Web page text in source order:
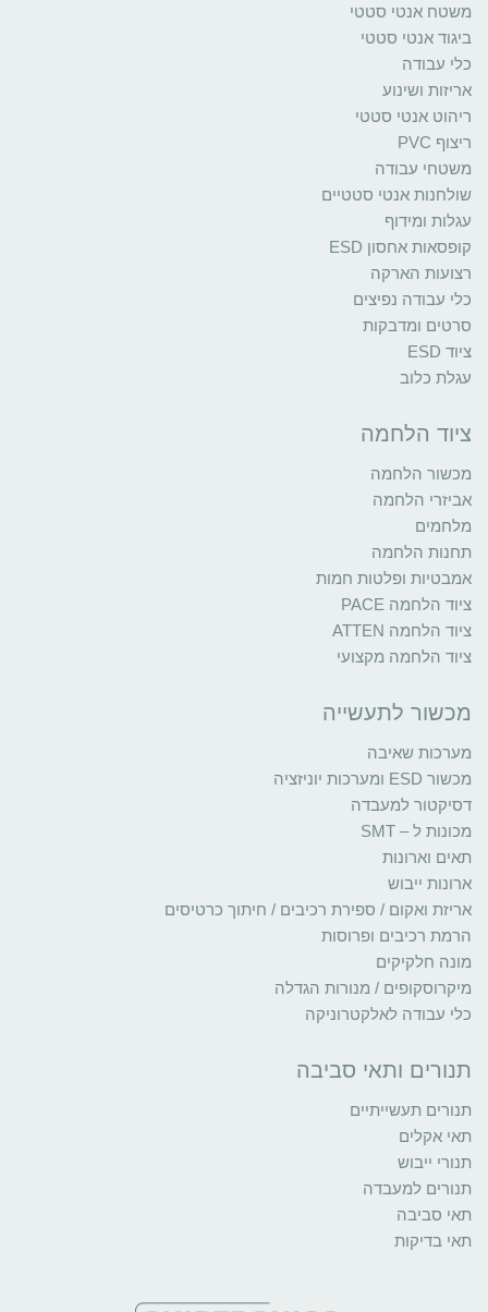
משטח אנטי סטטי
ביגוד אנטי סטטי
כלי עבודה
אריזות ושינוע
ריהוט אנטי סטטי
ריצוף PVC
משטחי עבודה
שולחנות אנטי סטטיים
עגלות ומידוף
קופסאות אחסון ESD
רצועות הארקה
כלי עבודה נפיצים
סרטים ומדבקות
ציוד ESD
עגלת כלוב
ציוד הלחמה
מכשור הלחמה
אביזרי הלחמה
מלחמים
תחנות הלחמה
אמבטיות ופלטות חמות
ציוד הלחמה PACE
ציוד הלחמה ATTEN
ציוד הלחמה מקצועי
מכשור לתעשייה
מערכות שאיבה
מכשור ESD ומערכות יוניזציה
דסיקטור למעבדה
מכונות ל – SMT
תאים וארונות
ארונות ייבוש
אריזת ואקום / ספירת רכיבים / חיתוך כרטיסים
הרמת רכיבים ופרוסות
מונה חלקיקים
מיקרוסקופים / מנורות הגדלה
כלי עבודה לאלקטרוניקה
תנורים ותאי סביבה
תנורים תעשייתיים
תאי אקלים
תנורי ייבוש
תנורים למעבדה
תאי סביבה
תאי בדיקות